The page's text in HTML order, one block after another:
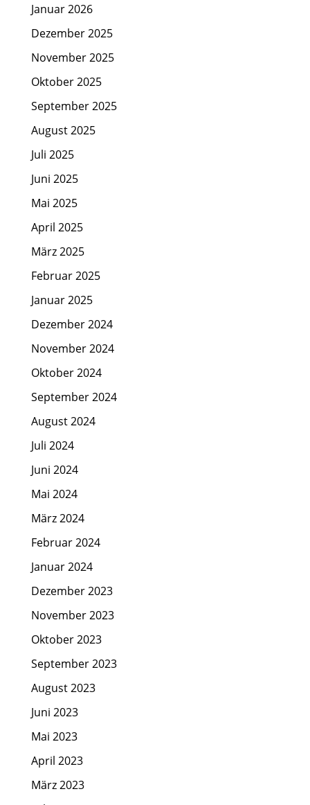
Januar 2026
Dezember 2025
November 2025
Oktober 2025
September 2025
August 2025
Juli 2025
Juni 2025
Mai 2025
April 2025
März 2025
Februar 2025
Januar 2025
Dezember 2024
November 2024
Oktober 2024
September 2024
August 2024
Juli 2024
Juni 2024
Mai 2024
März 2024
Februar 2024
Januar 2024
Dezember 2023
November 2023
Oktober 2023
September 2023
August 2023
Juni 2023
Mai 2023
April 2023
März 2023